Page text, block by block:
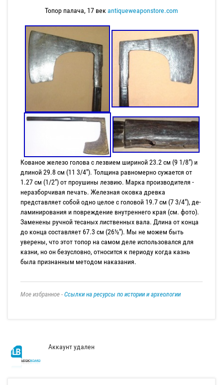
Топор палача, 17 век antiqueweaponstore.com
Кованое железо голова с лезвием шириной 23.2 см (9 1/8") и
длиной 29.8 см (11 3/4"). Толщина равномерно сужается от
1.27 см (1/2") от проушины лезвию. Марка производителя -
неразборчивая печать. Железная оковка древка
представляет собой одно целое с головой 19.7 см (7 3/4"), де-
ламинирования и повреждение внутреннего края (см. фото).
Заменены ручной тесаных лиственных вала. Длина от конца
до конца составляет 67.3 см (26½"). Мы не можем быть
уверены, что этот топор на самом деле использовался для
казни, но он безусловно, относится к периоду когда казнь
была признанным методом наказания.
Мое избранное - Ссылки на ресурсы по истории и археологии
Аккаунт удален